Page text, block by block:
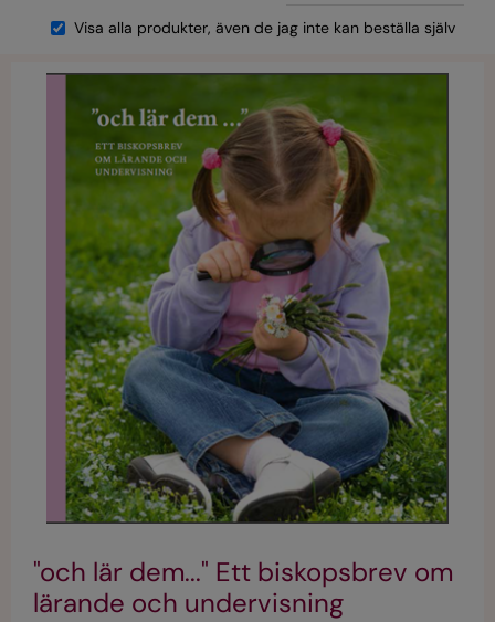
Visa alla produkter, även de jag inte kan beställa själv
"och lär dem..." Ett biskopsbrev om
lärande och undervisning